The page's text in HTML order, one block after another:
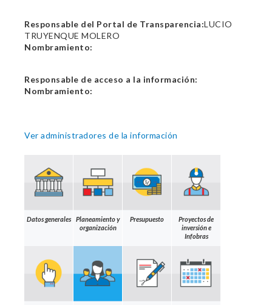
Responsable del Portal de Transparencia:LUCIO
TRUYENQUE MOLERO
Nombramiento:
Responsable de acceso a la información:
Nombramiento:
Ver administradores de la información
Datos generales
Planeamiento y
organización
Presupuesto
Proyectos de
inversión e
Infobras